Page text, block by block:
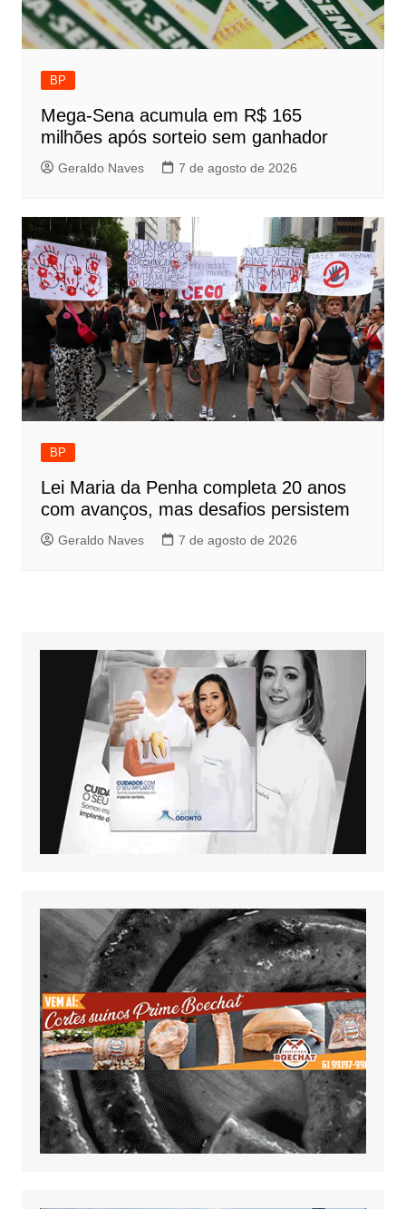
BP
Mega-Sena acumula em R$ 165
milhões após sorteio sem ganhador
Geraldo Naves 7 de agosto de 2026
BP
Lei Maria da Penha completa 20 anos
com avanços, mas desafios persistem
Geraldo Naves 7 de agosto de 2026